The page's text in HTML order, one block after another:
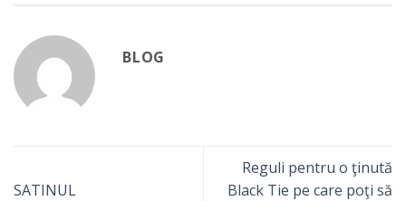
BLOG
SATINUL
Reguli pentru o ţinută
Black Tie pe care poţi să